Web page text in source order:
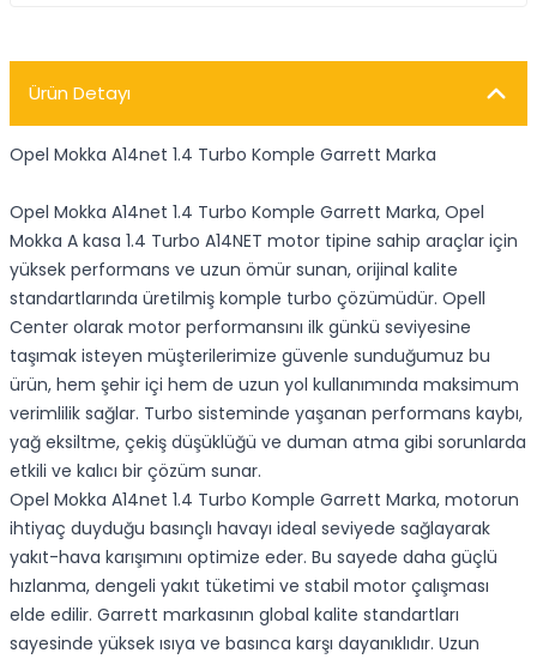
Ürün Detayı
Opel Mokka A14net 1.4 Turbo Komple Garrett Marka
Opel Mokka A14net 1.4 Turbo Komple Garrett Marka, Opel
Mokka A kasa 1.4 Turbo A14NET motor tipine sahip araçlar için
yüksek performans ve uzun ömür sunan, orijinal kalite
standartlarında üretilmiş komple turbo çözümüdür. Opell
Center olarak motor performansını ilk günkü seviyesine
taşımak isteyen müşterilerimize güvenle sunduğumuz bu
ürün, hem şehir içi hem de uzun yol kullanımında maksimum
verimlilik sağlar. Turbo sisteminde yaşanan performans kaybı,
yağ eksiltme, çekiş düşüklüğü ve duman atma gibi sorunlarda
etkili ve kalıcı bir çözüm sunar.
Opel Mokka A14net 1.4 Turbo Komple Garrett Marka, motorun
ihtiyaç duyduğu basınçlı havayı ideal seviyede sağlayarak
yakıt-hava karışımını optimize eder. Bu sayede daha güçlü
hızlanma, dengeli yakıt tüketimi ve stabil motor çalışması
elde edilir. Garrett markasının global kalite standartları
sayesinde yüksek ısıya ve basınca karşı dayanıklıdır. Uzun